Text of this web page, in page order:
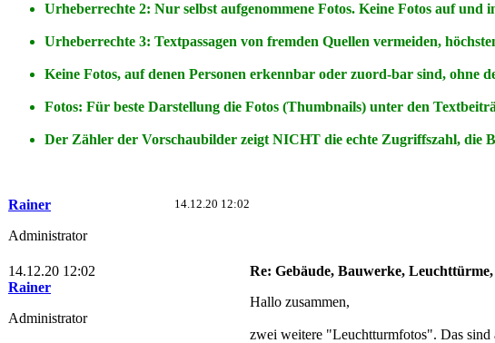
Urheberrechte 2: Nur selbst aufgenommene Fotos. Keine Fotos aufund
Urheberrechte 3: Textpassagen von fremden Quellen vermeiden,
Keine Fotos, auf denen Personen erkennbar oder zuord-bar sind, ohne
Fotos: Für beste Darstellung die Fotos (Thumbnails) unter den
Der Zähler der Vorschaubilder zeigt NICHT die echte Zugriffszahl, die
14.12.20 12:02
Rainer
Administrator
14.12.20 12:02
Rainer
Administrator
Re: Gebäude, Bauwerke, Leuchttürme,
Hallo zusammen,
zwei weitere "Leuchtturmfotos". Das sind